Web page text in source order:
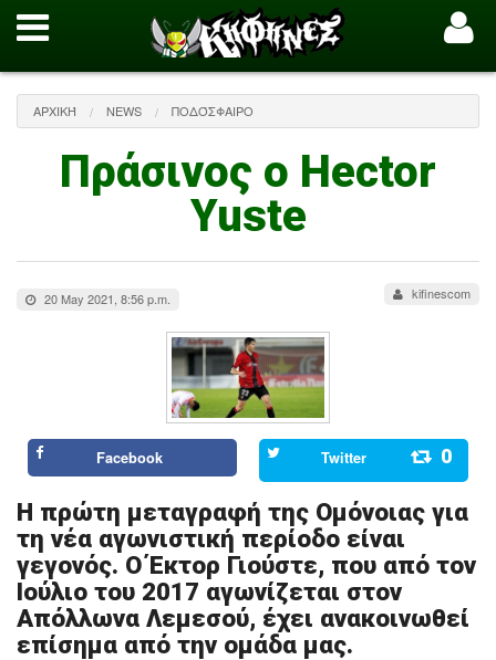
ΑΡΧΙΚΉ NEWS ΠΟΔΌΣΦΑΙΡΟ
Πράσινος ο Hector
Yuste
20 May 2021, 8:56 p.m. kifinescom
Facebook Twitter 0
Η πρώτη μεταγραφή της Ομόνοιας για
τη νέα αγωνιστική περίοδο είναι
γεγονός. Ο Έκτορ Γιούστε, που από τον
Ιούλιο του 2017 αγωνίζεται στον
Απόλλωνα Λεμεσού, έχει ανακοινωθεί
επίσημα από την ομάδα μας.